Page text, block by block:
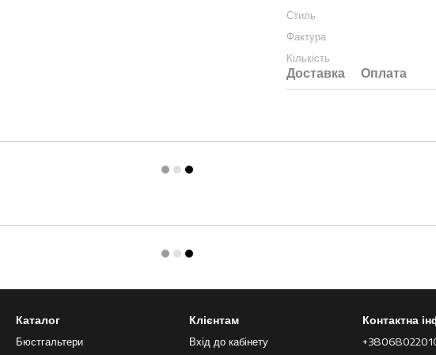
Стиль
Фактура
Кількість
Доставка Оплата
Каталог
Бюстгальтери
Клієнтам
Вхід до кабінету
Контактна